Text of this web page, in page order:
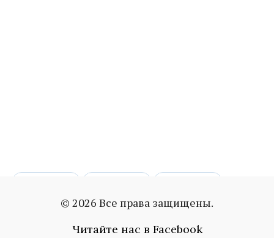
опасность© 2026 Все права защищены.
Читайте нас в Facebook